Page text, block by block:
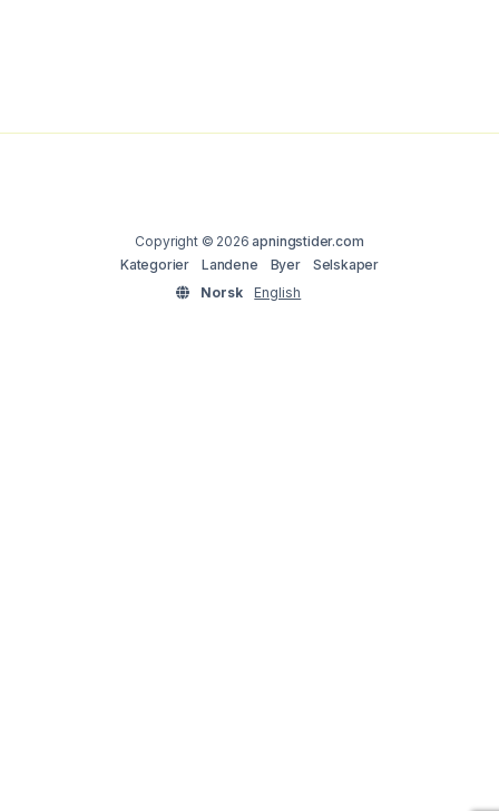
Copyright © 2026apningstider.com
Kategorier
Landene Byer
Selskaper
Norsk
English